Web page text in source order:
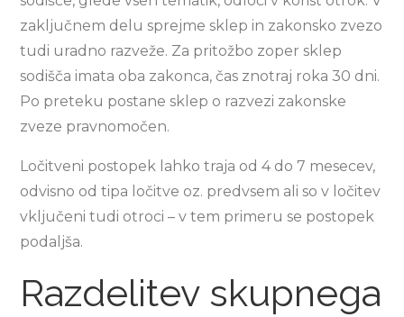
zaključnem delu sprejme sklep in zakonsko zvezo
tudi uradno razveže. Za pritožbo zoper sklep
sodišča imata oba zakonca, čas znotraj roka 30 dni.
Po preteku postane sklep o razvezi zakonske
zveze pravnomočen.
Ločitveni postopek lahko traja od 4 do 7 mesecev,
odvisno od tipa ločitve oz. predvsem ali so v ločitev
vključeni tudi otroci – v tem primeru se postopek
podaljša.
Razdelitev skupnega